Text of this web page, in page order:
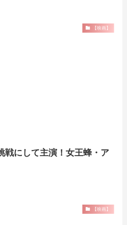
【映画】
戦にして主演！女王蜂・ア
【映画】